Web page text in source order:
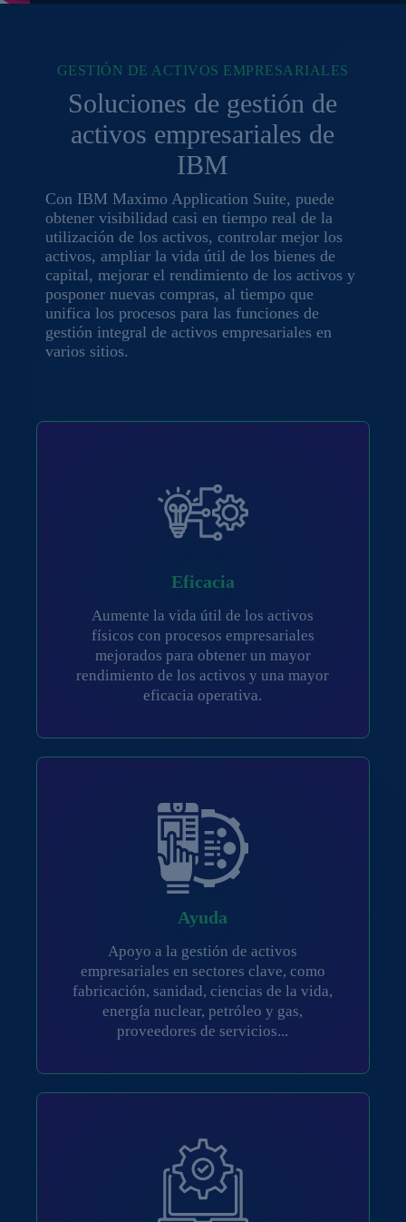
GESTIÓN DE ACTIVOS EMPRESARIALES
Soluciones de gestión de
activos empresariales de
IBM
Con IBM Maximo Application Suite, puede
obtener visibilidad casi en tiempo real de la
utilización de los activos, controlar mejor los
activos, ampliar la vida útil de los bienes de
capital, mejorar el rendimiento de los activos y
posponer nuevas compras, al tiempo que
unifica los procesos para las funciones de
gestión integral de activos empresariales en
varios sitios.
Eficacia
Aumente la vida útil de los activos
físicos con procesos empresariales
mejorados para obtener un mayor
rendimiento de los activos y una mayor
eficacia operativa.
Ayuda
Apoyo a la gestión de activos
empresariales en sectores clave, como
fabricación, sanidad, ciencias de la vida,
energía nuclear, petróleo y gas,
proveedores de servicios...